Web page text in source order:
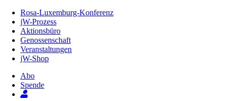
Inhalt
Seite
Rosa-Luxemburg-Konferenz
jW-Prozess
Aktionsbüro
Genossenschaft
Veranstaltungen
jW-Shop
Abo
Spende